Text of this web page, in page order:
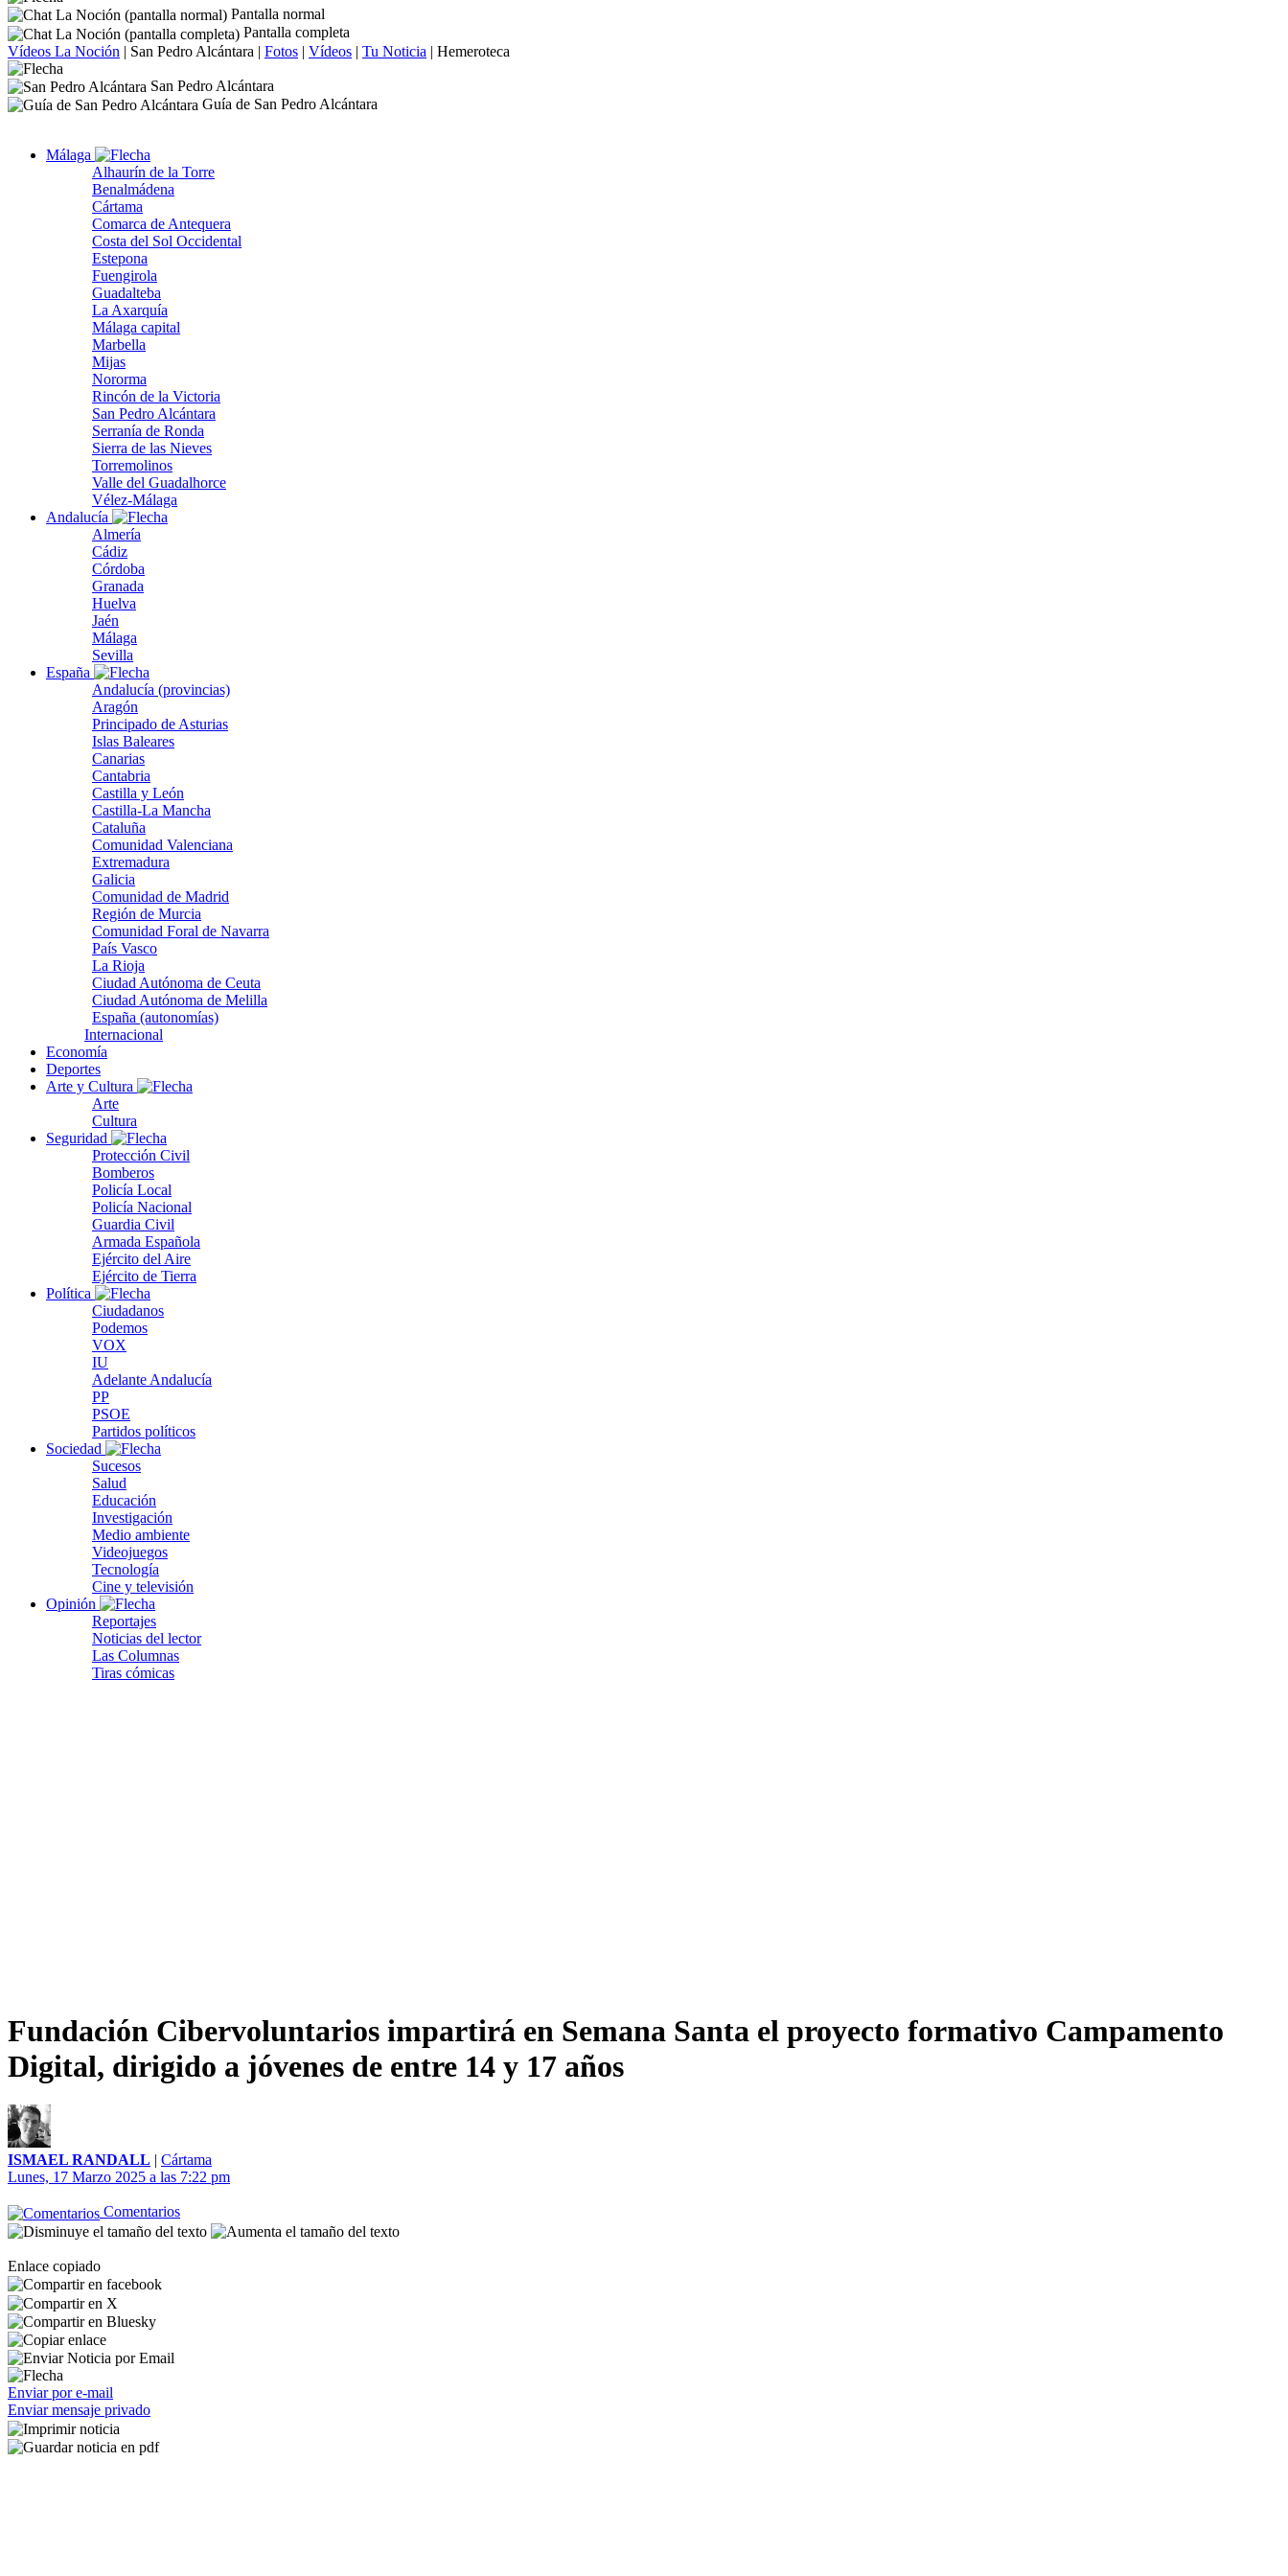
Pantalla normal
Pantalla completa
Vídeos La Noción | San Pedro Alcántara | Fotos | Vídeos | Tu Noticia | Hemeroteca
San Pedro Alcántara
Guía de San Pedro Alcántara
Málaga
Alhaurín de la Torre
Benalmádena
Cártama
Comarca de Antequera
Costa del Sol Occidental
Estepona
Fuengirola
Guadalteba
La Axarquía
Málaga capital
Marbella
Mijas
Nororma
Rincón de la Victoria
San Pedro Alcántara
Serranía de Ronda
Sierra de las Nieves
Torremolinos
Valle del Guadalhorce
Vélez-Málaga
Andalucía
Almería
Cádiz
Córdoba
Granada
Huelva
Jaén
Málaga
Sevilla
España
Andalucía (provincias)
Aragón
Principado de Asturias
Islas Baleares
Canarias
Cantabria
Castilla y León
Castilla-La Mancha
Cataluña
Comunidad Valenciana
Extremadura
Galicia
Comunidad de Madrid
Región de Murcia
Comunidad Foral de Navarra
País Vasco
La Rioja
Ciudad Autónoma de Ceuta
Ciudad Autónoma de Melilla
España (autonomías)
Internacional
Economía
Deportes
Arte y Cultura
Arte
Cultura
Seguridad
Protección Civil
Bomberos
Policía Local
Policía Nacional
Guardia Civil
Armada Española
Ejército del Aire
Ejército de Tierra
Política
Ciudadanos
Podemos
VOX
IU
Adelante Andalucía
PP
PSOE
Partidos políticos
Sociedad
Sucesos
Salud
Educación
Investigación
Medio ambiente
Videojuegos
Tecnología
Cine y televisión
Opinión
Reportajes
Noticias del lector
Las Columnas
Tiras cómicas
Fundación Cibervoluntarios impartirá en Semana Santa el proyecto formativo Campamento
Digital, dirigido a jóvenes de entre 14 y 17 años
ISMAEL RANDALL | Cártama
Lunes, 17 Marzo 2025 a las 7:22 pm
Comentarios
Enlace copiado
Enviar por e-mail
Enviar mensaje privado